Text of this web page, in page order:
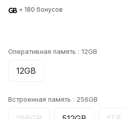
+ 180 бонусов
Оперативная память : 12GB
12GB
Встроенная память : 256GB